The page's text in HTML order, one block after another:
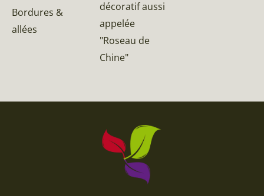
Bordures &
allées
décoratif aussi
appelée
"Roseau de
Chine"